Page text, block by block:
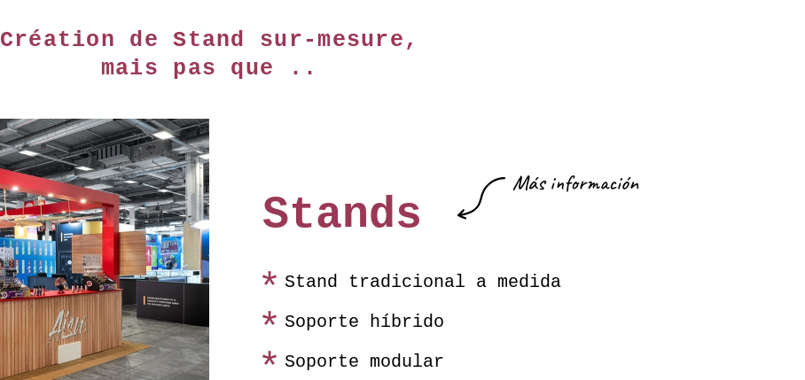
Création de Stand sur-mesure,
mais pas que ..
Stands
Más información
Stand tradicional a medida
Soporte híbrido
Soporte modular